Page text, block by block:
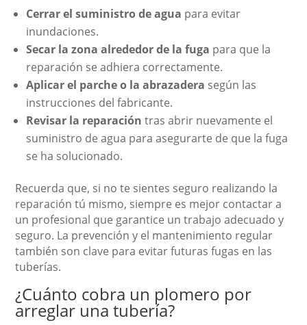
Cerrar el suministro de agua para evitar
inundaciones.
Secar la zona alrededor de la fuga para que la
reparación se adhiera correctamente.
Aplicar el parche o la abrazadera según las
instrucciones del fabricante.
Revisar la reparación tras abrir nuevamente el
suministro de agua para asegurarte de que la fuga
se ha solucionado.
Recuerda que, si no te sientes seguro realizando la
reparación tú mismo, siempre es mejor contactar a
un profesional que garantice un trabajo adecuado y
seguro. La prevención y el mantenimiento regular
también son clave para evitar futuras fugas en las
tuberías.
¿Cuánto cobra un plomero por
arreglar una tubería?